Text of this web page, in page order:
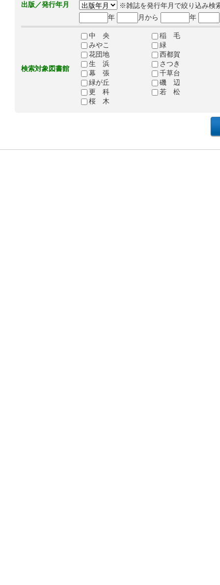
出版／発行年月
※雑誌を発行年月で絞り込み検
年
月から 年
検索対象図書館
中 央
稲 毛
みやこ
緑
花団地
西都賀
生 浜
さつき
幕 張
千草台
緑が丘
磯 辺
更 科
若 松
桜 木